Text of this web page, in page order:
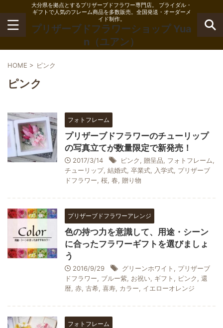
大分県を拠点とするプリザーブドフラワー専門店。 ブライダル・
ギフトで人気のフレーム商品を多数販売。全国発送・オーダーメ
イド制作。
プリザーブドフラワーショップ Yua
n（ユアン）
HOME > ピンク
ピンク
フォトフレーム
プリザーブドフラワーのチューリップ
の写真立てが数量限定で新発売！
2017/3/14 ピンク, 贈呈品, フォトフレーム,
チューリップ, 結婚式, 卒業式, 入学式, プリザーブ
ドフラワー, 桜, 春, 贈り物
プリザーブドフラワーアレンジ
色の持つ力を意識して、用途・シーン
に合ったフラワーギフトを選びましょ
う
2016/9/29 グリーンホワイト , プリザーブ
ドフラワー, ブルー紫, お祝い, ギフト , ピンク, 還
暦, 赤, 古希, 喜寿, カラー, イエローオレンジ
フォトフレーム